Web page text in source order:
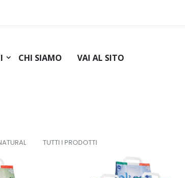
CHI SIAMO VAI AL SITO
TUTTI I PRODOTTI